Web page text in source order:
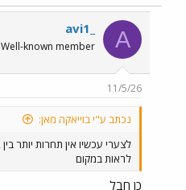
a
c
o
n
s
A
avi1_
Well-known member
11/5/26
נכתב ע"י בוייאקה מאן:
לראות במקום
כן חבל